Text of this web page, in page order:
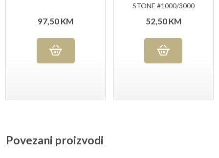
97,50KM
STONE #1000/3000
52,50KM
Povezani proizvodi